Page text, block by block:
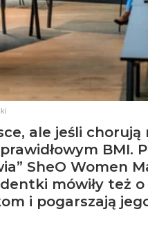
ale jeśli chorują
BMI.
SheO Women
mówiły też o
i pogarszają